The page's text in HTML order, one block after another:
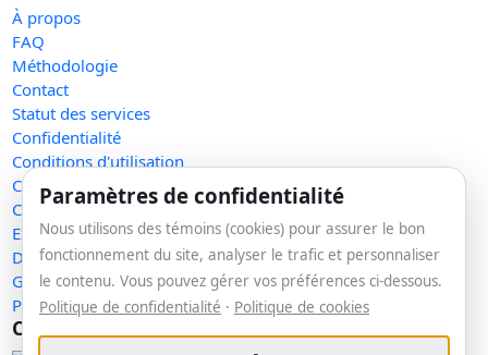
À propos
FAQ
Méthodologie
Contact
Statut des services
Confidentialité
Conditions d'utilisation
Conditions de vente
Cookies
Exercer mes droits
Demande de retrait
Gérer les témoins
Plan du site
Communauté
Paramètres de confidentialité
Nous utilisons des témoins (cookies) pour assurer le bon
fonctionnement du site, analyser le trafic et personnaliser
le contenu. Vous pouvez gérer vos préférences ci-dessous.
Politique de confidentialité · Politique de cookies